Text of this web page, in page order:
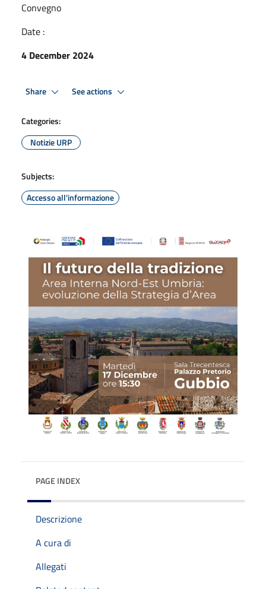
Convegno
Date :
4 December 2024
Share See actions
Categories:
Notizie URP
Subjects:
Accesso all'informazione
PAGE INDEX
Descrizione
A cura di
Allegati